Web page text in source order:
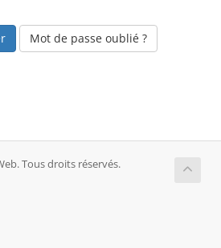
Mot de passe oublié ?
Tous droits réservés.